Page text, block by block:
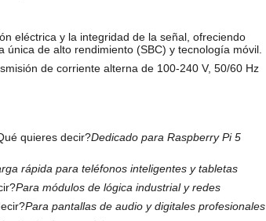
eléctrica y la integridad de la señal, ofreciendo
de alto rendimiento (SBC) y tecnología móvil.
de corriente alterna de 100-240 V, 50/60 Hz
quieres decir?Dedicado para Raspberry Pi 5
rápida para teléfonos inteligentes y tabletas
Para módulos de lógica industrial y redes
Para pantallas de audio y digitales profesionales